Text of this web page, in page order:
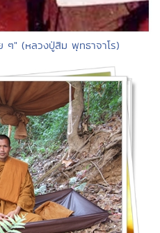
ๆ" (หลวงปู่สิม พุทธาจาโร)